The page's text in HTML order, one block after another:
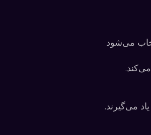
می‌شود
می‌کند.
می‌گیرند.